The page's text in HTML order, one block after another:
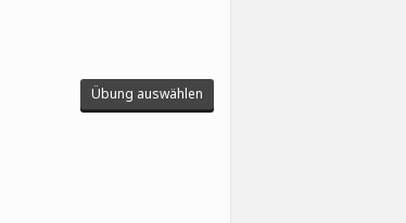
Übung auswählen